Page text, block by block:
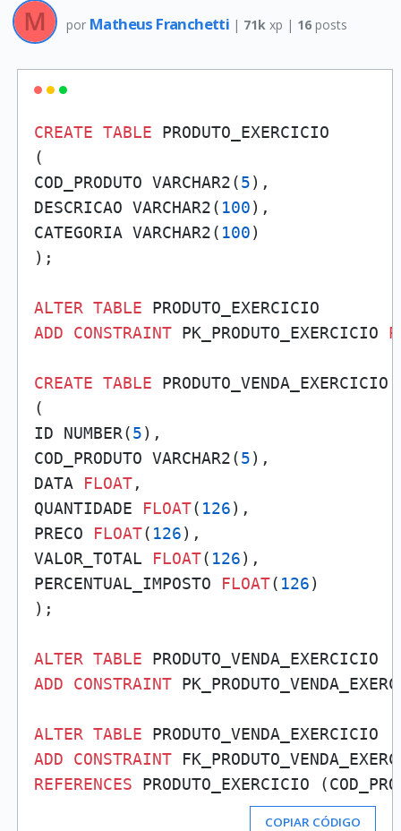
por Matheus Franchetti | 71k xp | 16posts
CREATE TABLE PRODUTO_EXERCICIO
(
COD_PRODUTO VARCHAR2(5),
DESCRICAO VARCHAR2( 100),
CATEGORIA VARCHAR2( 100)
);
ALTER TABLE
ADD
CONSTRAINT PK_PRODUTO_EXERCICIO
CREATE TABLE PRODUTO_VENDA_EXERCICIO
(
ID NUMBER(5),
COD_PRODUTO VARCHAR2(5),
DATA FLOAT,
QUANTIDADE FLOAT( 126),
PRECO FLOAT( 126),
VALOR_TOTAL FLOAT( 126),
PERCENTUAL_IMPOSTO FLOAT( 126)
);
ALTER TABLE
ADD
CONSTRAINT
ALTER TABLE
ADD
CONSTRAINT
REFERENCES
COPIAR CÓDIGO